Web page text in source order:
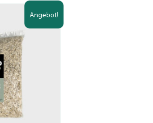
Angebot!